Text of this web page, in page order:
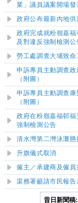
業」議員議案開場發
政府公布最新內地
政府完成就粉嶺嘉
及對違反強制檢測公
勞工處調查大埔致命
申訴專員主動調查
（附圖）
申訴專員主動調查 康
（附圖）
政府在粉嶺嘉福邨
強制檢測公告
清水灣第二灣泳灘懸
升旗儀式取消
僱主／承建商及僱
渠務署籲請市民報告
昔日新聞稿: